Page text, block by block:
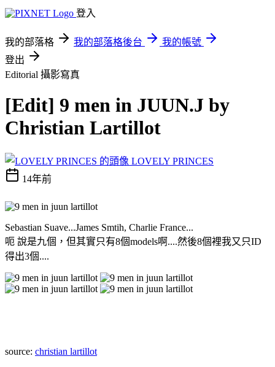
登入
我的部落格 我的部落格後台
我的帳號
登出
Editorial 攝影寫真
[Edit] 9 men in JUUN.J by
Christian Lartillot
LOVELY PRINCES
14年前
Sebastian Suave...James Smtih, Charlie France...
呃 說是九個，但其實只有8個models啊....然後8個裡我又只ID
得出3個....
source: christian lartillot